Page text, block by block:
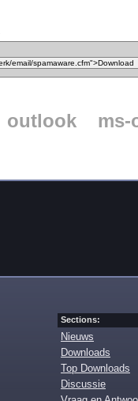
outlook
ms-
Sections:
Nieuws
Downloads
Top Downloads
Discussie